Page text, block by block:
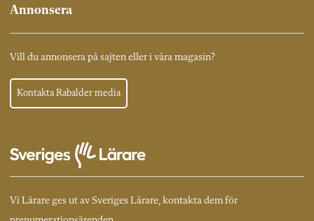
Annonsera
Vill du annonsera på sajten eller i våra magasin?
Kontakta Rabalder media
Vi Lärare ges ut av Sveriges Lärare, kontakta dem för